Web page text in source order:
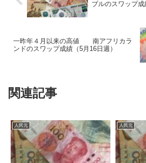
ブルのスワップ成
一昨年４月以来の高値 南アフリカラ
ンドのスワップ成績（5月16日週）
関連記事
人民元 人民元